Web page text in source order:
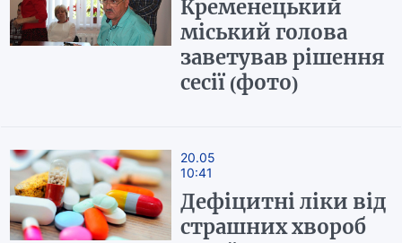
Кременецький
міський голова
заветував рішення
сесії (фото)
20.05
10:41
Дефіцитні ліки від
страшних хвороб